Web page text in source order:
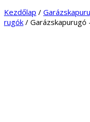
Kezdőlap /
rugók /